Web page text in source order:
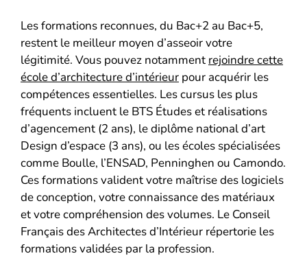
Les formations reconnues, du Bac+2 au Bac+5,
restent le meilleur moyen d’asseoir votre
légitimité. Vous pouvez notamment rejoindre cette
école d’architecture d’intérieur pour acquérir les
compétences essentielles. Les cursus les plus
fréquents incluent le BTS Études et réalisations
d’agencement (2 ans), le diplôme national d’art
Design d’espace (3 ans), ou les écoles spécialisées
comme Boulle, l’ENSAD, Penninghen ou Camondo.
Ces formations valident votre maîtrise des logiciels
de conception, votre connaissance des matériaux
et votre compréhension des volumes. Le Conseil
Français des Architectes d’Intérieur répertorie les
formations validées par la profession.